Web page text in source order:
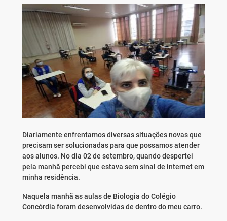
Diariamente enfrentamos diversas situações novas que
precisam ser solucionadas para que possamos atender
aos alunos. No dia 02 de setembro, quando despertei
pela manhã percebi que estava sem sinal de internet em
minha residência.
Naquela manhã as aulas de Biologia do Colégio
Concórdia foram desenvolvidas de dentro do meu carro.